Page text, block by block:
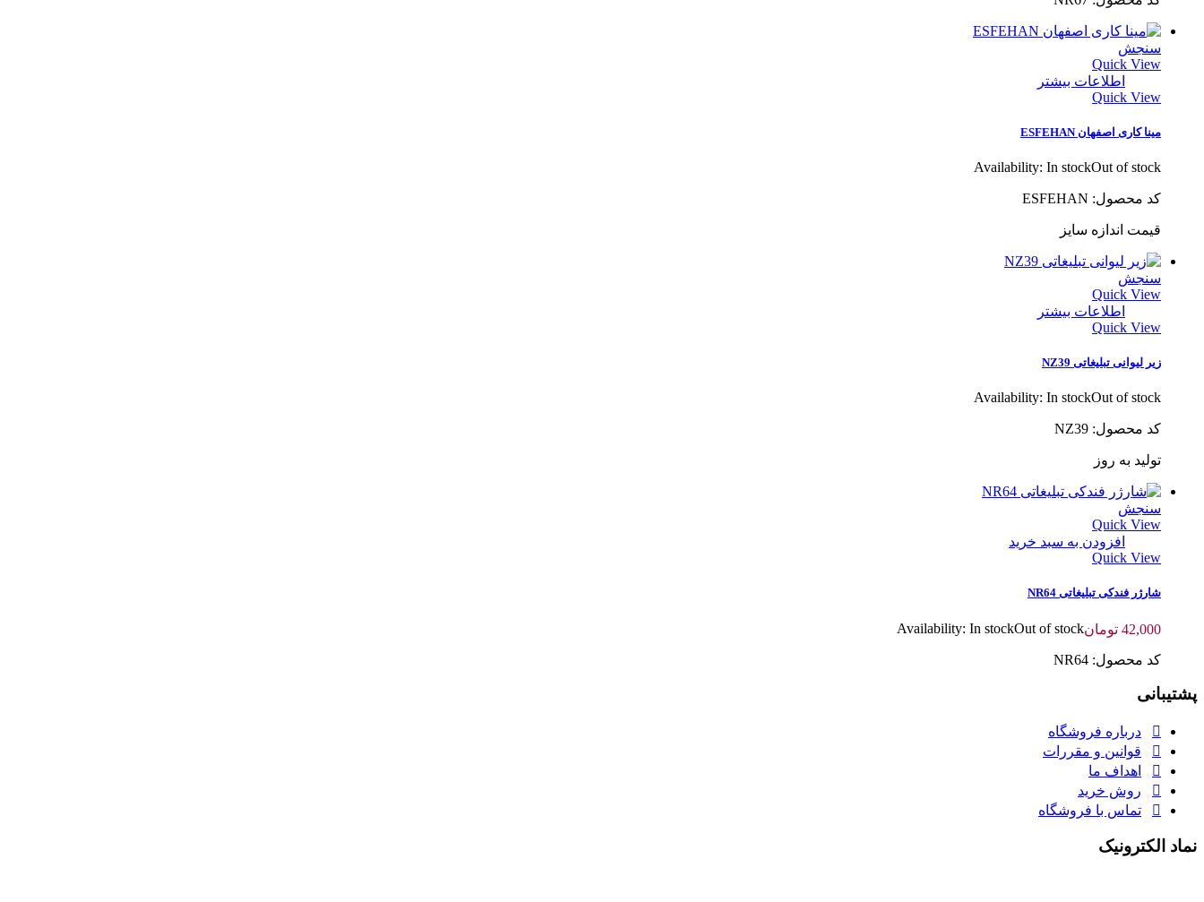
سنجش
Quick View
اطلاعات بیشتر
Quick View
مینا کاری اصفهان ESFEHAN
Availability: In stockOut of stock
کد محصول: ESFEHAN
قیمت اندازه سایز
سنجش
Quick View
اطلاعات بیشتر
Quick View
زیر لیوانی تبلیغاتی NZ39
Availability: In stockOut of stock
کد محصول: NZ39
تولید به روز
سنجش
Quick View
افزودن به سبد خرید
Quick View
شارژر فندکی تبلیغاتی NR64
42,000 تومان Availability: In stockOut of stock
کد محصول: NR64
پشتیبانی
درباره فروشگاه
قوانین و مقررات
اهداف ما
روش خرید
تماس با فروشگاه
نماد الکترونیک